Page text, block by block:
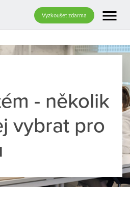
Vyzkoušet zdarma menu
- několik
vybrat pro